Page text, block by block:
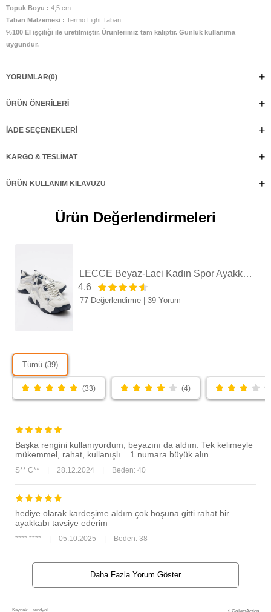
Topuk Boyu : 4,5 cm
Taban Malzemesi : Termo Light Taban
%100 El işçiliği ile üretilmiştir. Ürünlerimiz tam kalıptır. Günlük kullanıma
uygundur.
YORUMLAR(0)
ÜRÜN ÖNERILERI
İADE SEÇENEKLERI
KARGO & TESLIMAT
ÜRÜN KULLANIM KILAVUZU
Ürün Değerlendirmeleri
LECCE Beyaz-Laci Kadın Spor Ayakkabı
4.6
77 Değerlendirme 39 Yorum
Tümü (39)
(33) (4)
Başka rengini kullanıyordum, beyazını da aldım. Tek kelimeyle
mükemmel, rahat, kullanışlı .. 1 numara büyük alın
S** C** | 28.12.2024 | Beden: 40
hediye olarak kardeşime aldım çok hoşuna gitti rahat bir
ayakkabı tavsiye ederim
**** **** | 05.10.2025 | Beden: 38
Daha Fazla Yorum Göster
Kaynak: Trendyol ⚡ CollectAction